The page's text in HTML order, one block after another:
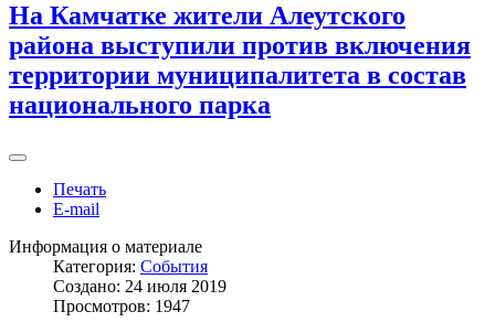
На Камчатке жители Алеутского
района выступили против включения
территории муниципалитета в состав
национального парка
Печать
E-mail
Информация о материале
Категория: События
Создано: 24 июля 2019
Просмотров: 1947